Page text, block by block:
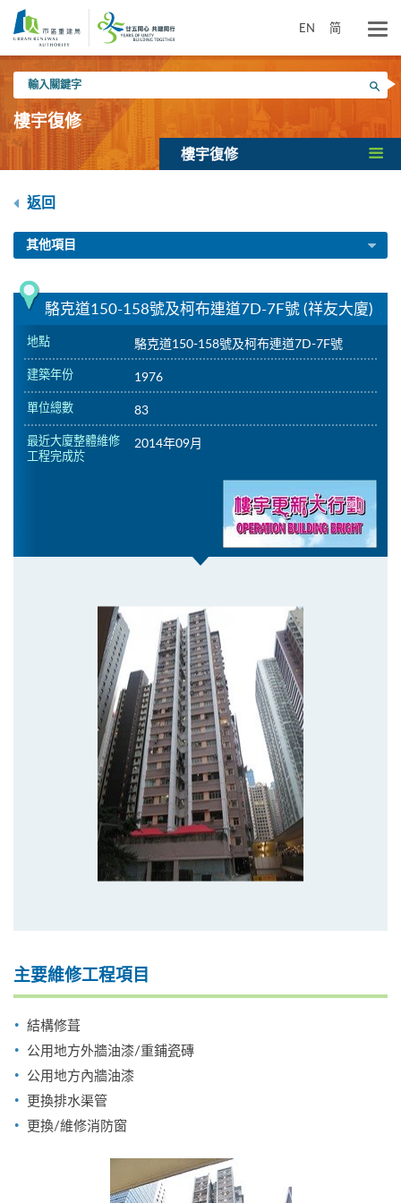
內
EN 简
入
關
鍵
搜尋
樓宇復修
樓宇復修
返回
其他項目
駱克道150-158號及柯布連道7D-7F號 (祥友大廈)
地點 駱克道150-158號及柯布連道7D-7F號
建築年份 1976
單位總數 83
最近大廈整體維修
工程完成於
2014年09月
主要維修工程項目
結構修葺
公用地方外牆油漆/重鋪瓷磚
公用地方內牆油漆
更換排水渠管
更換/維修消防窗